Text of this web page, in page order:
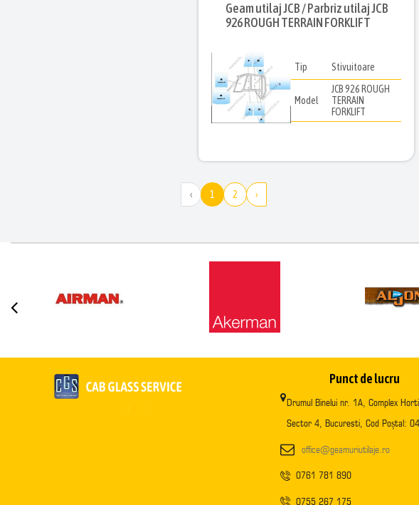
Geam utilaj JCB / Parbriz utilaj JCB
926 ROUGH TERRAIN FORKLIFT
Tip Stivuitoare
Model
JCB 926 ROUGH
TERRAIN
FORKLIFT
‹ 1 2 ›
Punct de lucru
Drumul Binelui nr. 1A, Complex
Sector 4, Bucuresti, Cod Poștal:
office@geamuriutilaje.ro
0761 781 890
0755 267 175